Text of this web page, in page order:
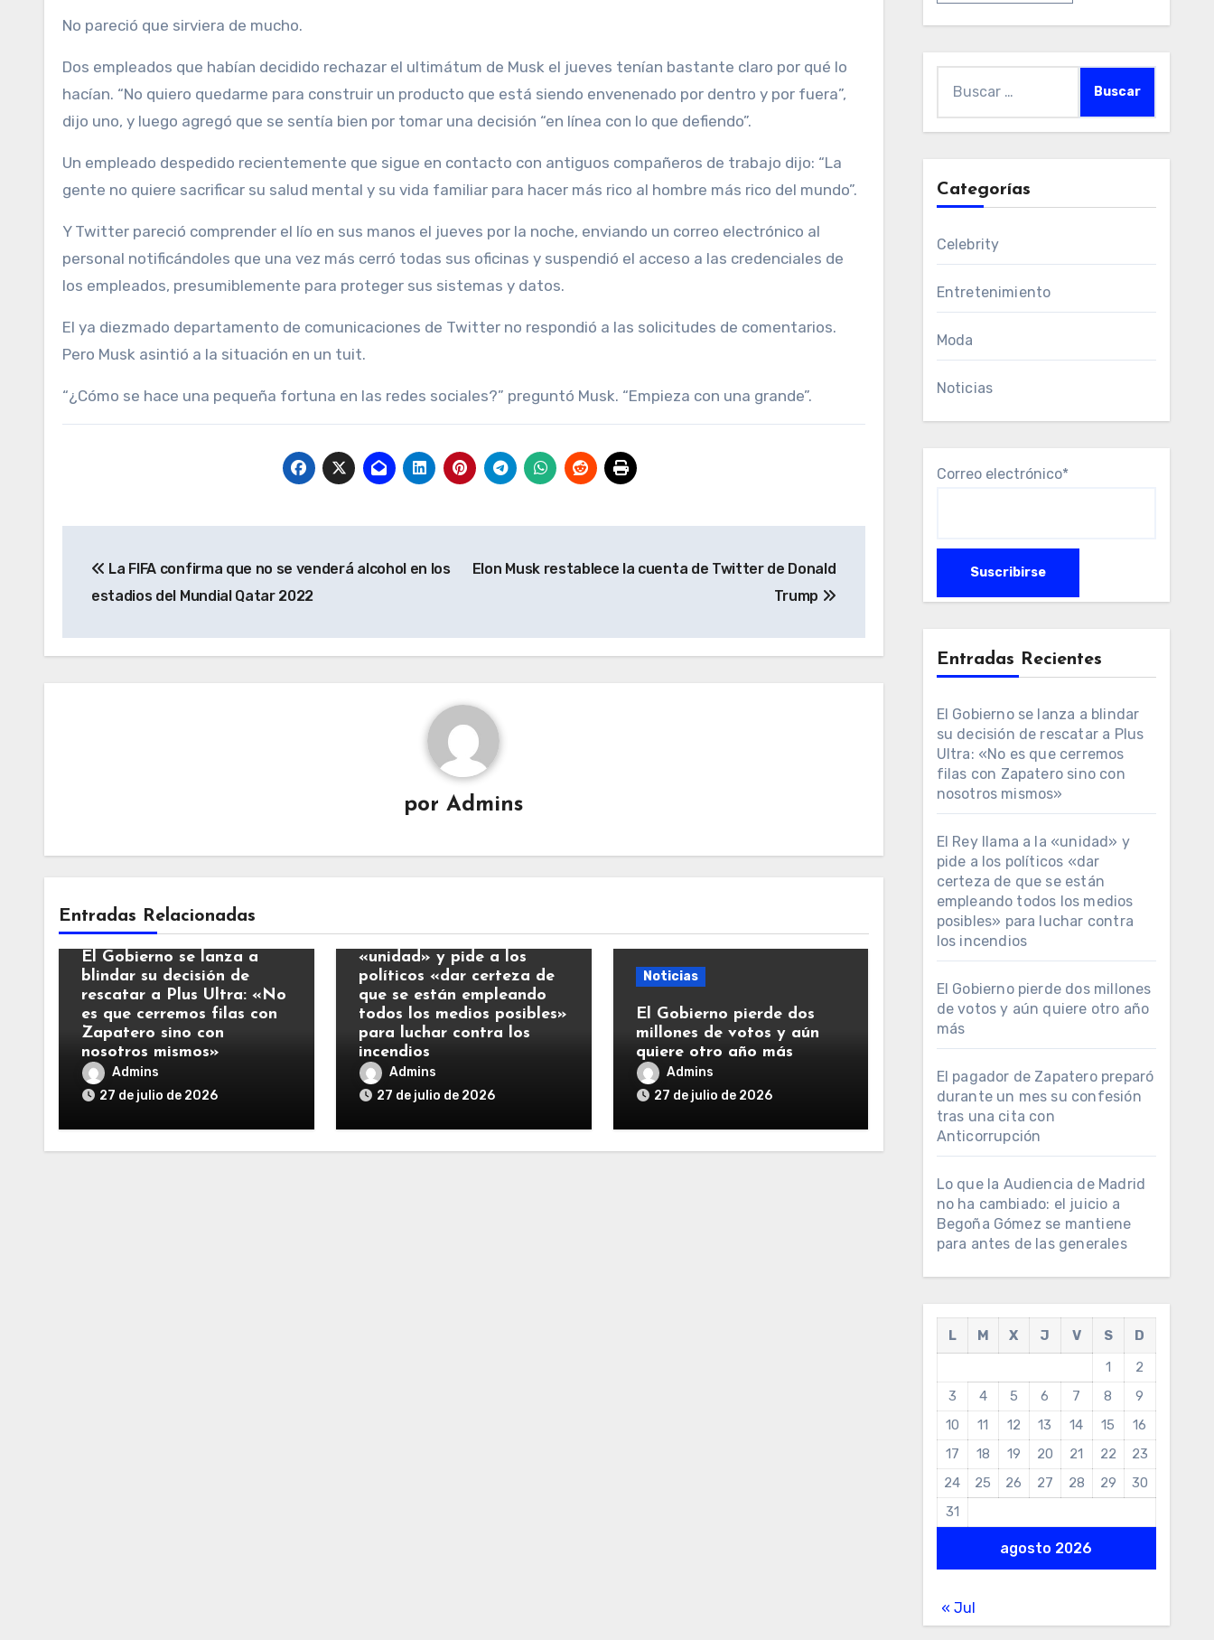
No pareció que sirviera de mucho.
Dos empleados que habían decidido rechazar el ultimátum de Musk el jueves tenían bastante claro por qué lo
hacían. “No quiero quedarme para construir un producto que está siendo envenenado por dentro y por fuera”,
dijo uno, y luego agregó que se sentía bien por tomar una decisión “en línea con lo que defiendo”.
Un empleado despedido recientemente que sigue en contacto con antiguos compañeros de trabajo dijo: “La
gente no quiere sacrificar su salud mental y su vida familiar para hacer más rico al hombre más rico del mundo”.
Y Twitter pareció comprender el lío en sus manos el jueves por la noche, enviando un correo electrónico al
personal notificándoles que una vez más cerró todas sus oficinas y suspendió el acceso a las credenciales de
los empleados, presumiblemente para proteger sus sistemas y datos.
El ya diezmado departamento de comunicaciones de Twitter no respondió a las solicitudes de comentarios.
Pero Musk asintió a la situación en un tuit.
“¿Cómo se hace una pequeña fortuna en las redes sociales?” preguntó Musk. “Empieza con una grande”.
de
La FIFA confirma que no se venderá alcohol en los
estadios del Mundial Qatar 2022
Elon Musk restablece la cuenta de Twitter de Donald
Trump
porAdmins
Entradas Relacionadas
Noticias
El Gobierno se lanza a
blindar su decisión de
rescatar a Plus Ultra: «No
es que cerremos filas con
Zapatero sino con
nosotros mismos»
Admins
27 de julio de 2026
El Rey llama a la
«unidad» y pide a los
políticos «dar certeza de
que se están empleando
todos los medios posibles»
para luchar contra los
incendios
Admins
27 de julio de 2026
Noticias
El Gobierno pierde dos
millones de votos y aún
quiere otro año más
Admins
27 de julio de 2026
Categorías
Celebrity
Entretenimiento
Moda
Noticias
Correo electrónico*
Entradas Recientes
El Gobierno se lanza a blindar
su decisión de rescatar a Plus
Ultra: «No es que cerremos
filas con Zapatero sino con
nosotros mismos»
El Rey llama a la «unidad» y
pide a los políticos «dar
certeza de que se están
empleando todos los medios
posibles» para luchar contra
los incendios
El Gobierno pierde dos millones
de votos y aún quiere otro año
más
El pagador de Zapatero preparó
durante un mes su confesión
tras una cita con
Anticorrupción
Lo que la Audiencia de Madrid
no ha cambiado: el juicio a
Begoña Gómez se mantiene
para antes de las generales
agosto 2026
L M X J V S
D
1
2
3
4 5 6 7 8
9
10
11 12 13 14 15
16
17
18 19 20 21 22
23
24
25 26 27 28 29
30
31
« Jul